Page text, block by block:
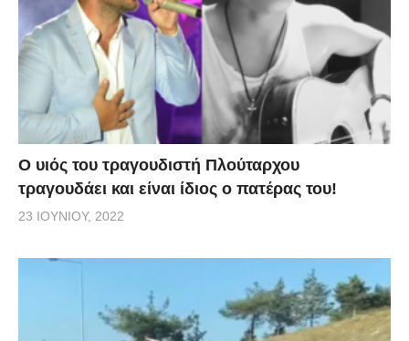
O υιός του τραγουδιστή Πλούταρχου
τραγουδάει και είναι ίδιος ο πατέρας του!
23 ΙΟΥΝΊΟΥ, 2022